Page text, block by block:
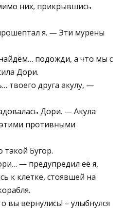
них, прикрывшись
я. — Эти мурены
подожди, а что мы с
Дори.
твоего друга акулу, —
Дори. — Акула
противными
такой Бугор.
— предупредил её я,
к клетке, стоявшей на
вы вернулись! – улыбнулся